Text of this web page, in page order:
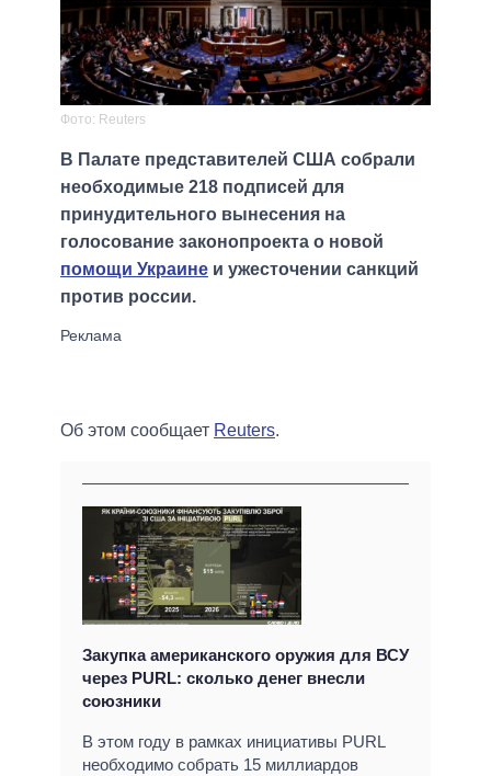
Фото: Reuters
В Палате представителей США собрали
необходимые 218 подписей для
принудительного вынесения на
голосование законопроекта о новой
помощи Украине и ужесточении санкций
против россии.
Об этом сообщает Reuters.
Закупка американского оружия для ВСУ
через PURL: сколько денег внесли
союзники
В этом году в рамках инициативы PURL
необходимо собрать 15 миллиардов